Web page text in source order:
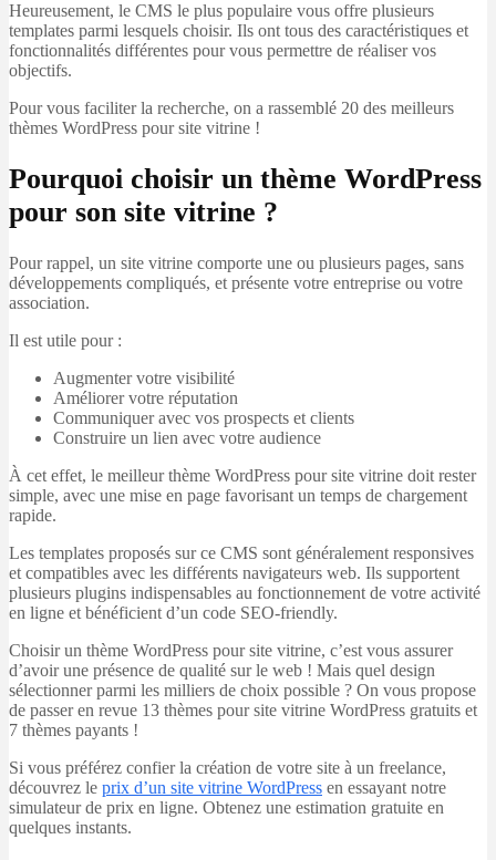
Heureusement, le CMS le plus populaire vous offre plusieurs
templates parmi lesquels choisir. Ils ont tous des caractéristiques et
fonctionnalités différentes pour vous permettre de réaliser vos
objectifs.
Pour vous faciliter la recherche, on a rassemblé 20 des meilleurs
thèmes WordPress pour site vitrine !
Pourquoi choisir un thème WordPress
pour son site vitrine ?
Pour rappel, un site vitrine comporte une ou plusieurs pages, sans
développements compliqués, et présente votre entreprise ou votre
association.
Il est utile pour :
Augmenter votre visibilité
Améliorer votre réputation
Communiquer avec vos prospects et clients
Construire un lien avec votre audience
À cet effet, le meilleur thème WordPress pour site vitrine doit rester
simple, avec une mise en page favorisant un temps de chargement
rapide.
Les templates proposés sur ce CMS sont généralement responsives
et compatibles avec les différents navigateurs web. Ils supportent
plusieurs plugins indispensables au fonctionnement de votre activité
en ligne et bénéficient d’un code SEO-friendly.
Choisir un thème WordPress pour site vitrine, c’est vous assurer
d’avoir une présence de qualité sur le web ! Mais quel design
sélectionner parmi les milliers de choix possible ? On vous propose
de passer en revue 13 thèmes pour site vitrine WordPress gratuits et
7 thèmes payants !
Si vous préférez confier la création de votre site à un freelance,
découvrez le prix d’un site vitrine WordPress en essayant notre
simulateur de prix en ligne. Obtenez une estimation gratuite en
quelques instants.